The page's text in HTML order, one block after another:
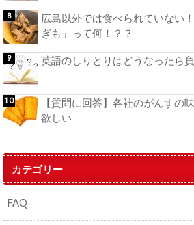
広島以外では食べられていない
ぎも」って何！？？
英語のしりとりはどうなったら
【質問に回答】各社のがんすの
欲しい
カテゴリー
FAQ